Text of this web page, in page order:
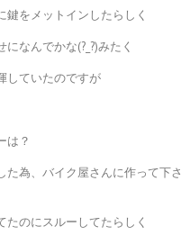
鍵をメットインしたらしく
なんでかな(?_?)みたく
していたのですが
は？
た為、バイク屋さんに作って下さ
たのにスルーしてたらしく